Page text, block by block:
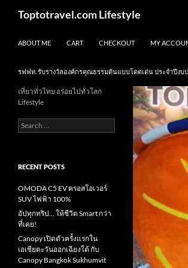
Toptotravel.com Lifestyle
ABOUT ME CART CHECKOUT MY
รฟฟท. รับรางวัลองค์กรคุณธรรมต้นแบบโดดเด่น ประจำปีงบ
เที่ยวทั่วไทย อร่อยไปทั่วโลก
Lifestyle
Search
for:
RECENT POSTS
OMODA C5 EV ครอสโอเวอร์
SUV ไฟฟ้า 100%
อัปทุกทริป… ให้ชีวิต Smart กว่า
ที่เคย!
Canopy เปิดตัวครั้งแรกใน
เอเชียตะวันออกเฉียงใต้ กับ
Canopy Bangkok Sukhumvit